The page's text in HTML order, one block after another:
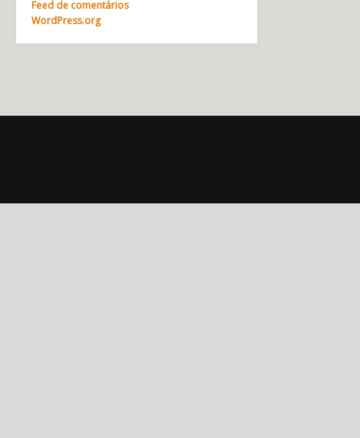
Feed de comentários
WordPress.org